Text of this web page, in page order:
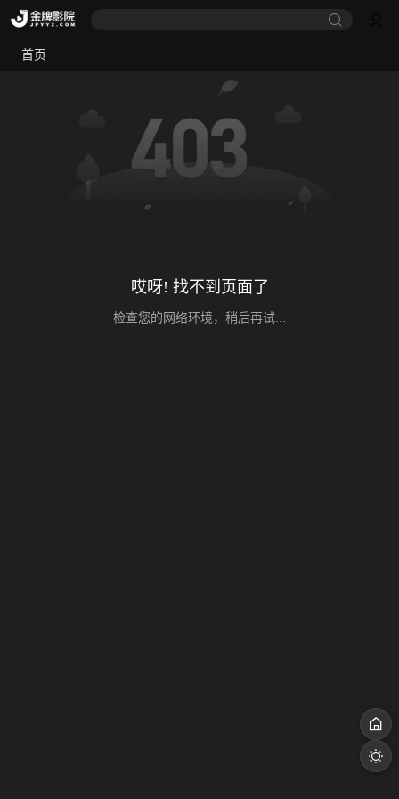
首页
哎呀! 找不到页面了
检查您的网络环境，稍后再试...